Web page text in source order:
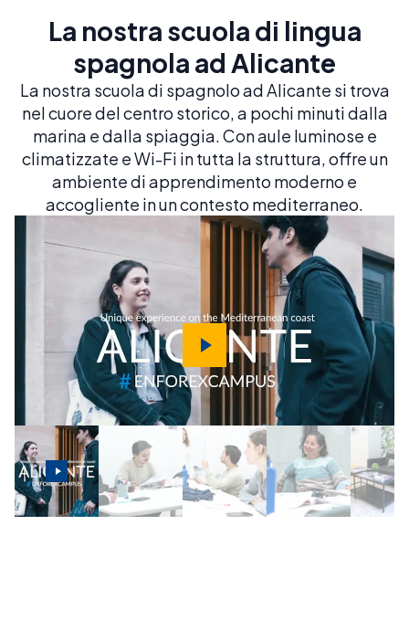
La nostra scuola di lingua
spagnola ad Alicante
La nostra scuola di spagnolo ad Alicante si trova
nel cuore del centro storico, a pochi minuti dalla
marina e dalla spiaggia. Con aule luminose e
climatizzate e Wi-Fi in tutta la struttura, offre un
ambiente di apprendimento moderno e
accogliente in un contesto mediterraneo.